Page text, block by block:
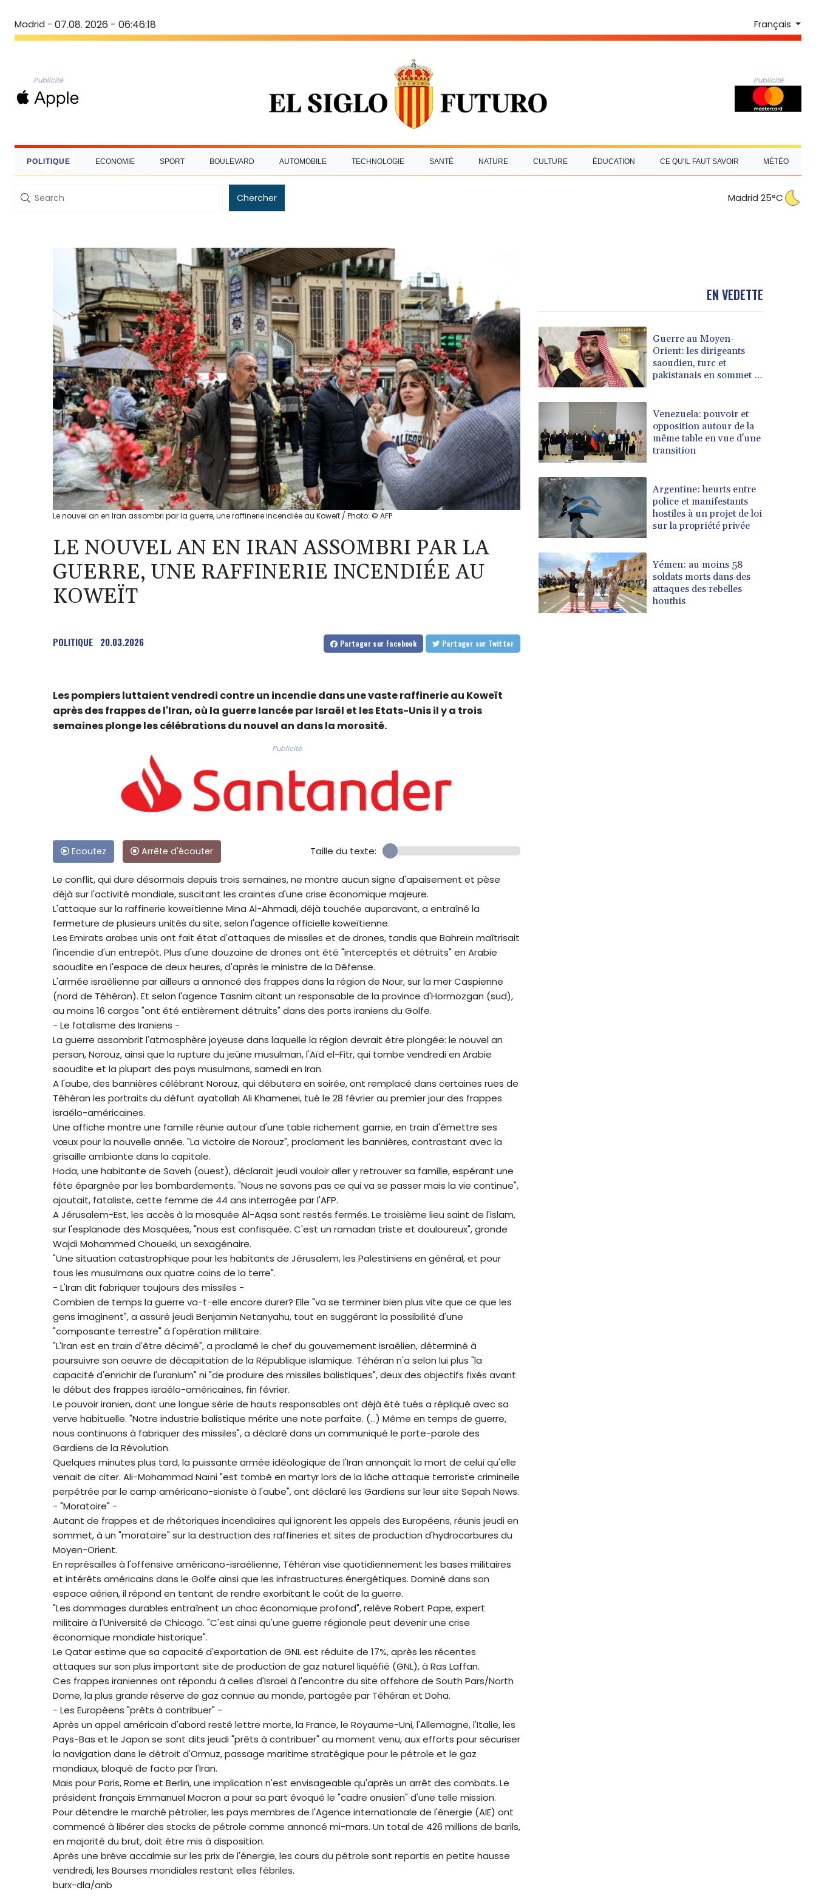
Madrid - 07.08. 2026 - 06:46:19 Français
Publicité Publicité
POLITIQUE ECONOMIE SPORT BOULEVARD AUTOMOBILE TECHNOLOGIE SANTÉ NATURE CULTURE ÉDUCATION CE QU'IL FAUT SAVOIR MÉTÉO
Chercher Madrid 25°C
Le nouvel an en Iran assombri par la guerre, une raffinerie incendiée au Koweït / Photo: © AFP
LE NOUVEL AN EN IRAN ASSOMBRI PAR LA
GUERRE, UNE RAFFINERIE INCENDIÉE AU
KOWEÏT
POLITIQUE 20.03.2026 Partager sur Facebook Partager sur Twitter
Les pompiers luttaient vendredi contre un incendie dans une vaste raffinerie au Koweït
après des frappes de l'Iran, où la guerre lancée par Israël et les Etats-Unis il y a trois
semaines plonge les célébrations du nouvel an dans la morosité.
Publicité
Ecoutez Arrête d'écouter Taille du texte:
Le conflit, qui dure désormais depuis trois semaines, ne montre aucun signe d'apaisement et pèse
déjà sur l'activité mondiale, suscitant les craintes d'une crise économique majeure.
L'attaque sur la raffinerie koweïtienne Mina Al-Ahmadi, déjà touchée auparavant, a entraîné la
fermeture de plusieurs unités du site, selon l'agence officielle koweïtienne.
Les Emirats arabes unis ont fait état d'attaques de missiles et de drones, tandis que Bahreïn maîtrisait
l'incendie d'un entrepôt. Plus d'une douzaine de drones ont été "interceptés et détruits" en Arabie
saoudite en l'espace de deux heures, d'après le ministre de la Défense.
L'armée israélienne par ailleurs a annoncé des frappes dans la région de Nour, sur la mer Caspienne
(nord de Téhéran). Et selon l'agence Tasnim citant un responsable de la province d'Hormozgan (sud),
au moins 16 cargos "ont été entièrement détruits" dans des ports iraniens du Golfe.
- Le fatalisme des Iraniens -
La guerre assombrit l'atmosphère joyeuse dans laquelle la région devrait être plongée: le nouvel an
persan, Norouz, ainsi que la rupture du jeûne musulman, l'Aïd el-Fitr, qui tombe vendredi en Arabie
saoudite et la plupart des pays musulmans, samedi en Iran.
A l'aube, des bannières célébrant Norouz, qui débutera en soirée, ont remplacé dans certaines rues de
Téhéran les portraits du défunt ayatollah Ali Khamenei, tué le 28 février au premier jour des frappes
israélo-américaines.
Une affiche montre une famille réunie autour d'une table richement garnie, en train d'émettre ses
vœux pour la nouvelle année. "La victoire de Norouz", proclament les bannières, contrastant avec la
grisaille ambiante dans la capitale.
Hoda, une habitante de Saveh (ouest), déclarait jeudi vouloir aller y retrouver sa famille, espérant une
fête épargnée par les bombardements. "Nous ne savons pas ce qui va se passer mais la vie continue",
ajoutait, fataliste, cette femme de 44 ans interrogée par l'AFP.
A Jérusalem-Est, les accès à la mosquée Al-Aqsa sont restés fermés. Le troisième lieu saint de l'islam,
sur l'esplanade des Mosquées, "nous est confisquée. C'est un ramadan triste et douloureux", gronde
Wajdi Mohammed Choueiki, un sexagénaire.
"Une situation catastrophique pour les habitants de Jérusalem, les Palestiniens en général, et pour
tous les musulmans aux quatre coins de la terre".
- L'Iran dit fabriquer toujours des missiles -
Combien de temps la guerre va-t-elle encore durer? Elle "va se terminer bien plus vite que ce que les
gens imaginent", a assuré jeudi Benjamin Netanyahu, tout en suggérant la possibilité d'une
"composante terrestre" à l'opération militaire.
"L'Iran est en train d'être décimé", a proclamé le chef du gouvernement israélien, déterminé à
poursuivre son oeuvre de décapitation de la République islamique. Téhéran n'a selon lui plus "la
capacité d'enrichir de l'uranium" ni "de produire des missiles balistiques", deux des objectifs fixés avant
le début des frappes israélo-américaines, fin février.
Le pouvoir iranien, dont une longue série de hauts responsables ont déjà été tués a répliqué avec sa
verve habituelle. "Notre industrie balistique mérite une note parfaite. (...) Même en temps de guerre,
nous continuons à fabriquer des missiles", a déclaré dans un communiqué le porte-parole des
Gardiens de la Révolution.
Quelques minutes plus tard, la puissante armée idéologique de l'Iran annonçait la mort de celui qu'elle
venait de citer. Ali-Mohammad Naïni "est tombé en martyr lors de la lâche attaque terroriste criminelle
perpétrée par le camp américano-sioniste à l'aube", ont déclaré les Gardiens sur leur site Sepah News.
- "Moratoire" -
Autant de frappes et de rhétoriques incendiaires qui ignorent les appels des Européens, réunis jeudi en
sommet, à un "moratoire" sur la destruction des raffineries et sites de production d'hydrocarbures du
Moyen-Orient.
En représailles à l'offensive américano-israélienne, Téhéran vise quotidiennement les bases militaires
et intérêts américains dans le Golfe ainsi que les infrastructures énergétiques. Dominé dans son
espace aérien, il répond en tentant de rendre exorbitant le coût de la guerre.
"Les dommages durables entraînent un choc économique profond", relève Robert Pape, expert
militaire à l'Université de Chicago. "C'est ainsi qu'une guerre régionale peut devenir une crise
économique mondiale historique".
Le Qatar estime que sa capacité d'exportation de GNL est réduite de 17%, après les récentes
attaques sur son plus important site de production de gaz naturel liquéfié (GNL), à Ras Laffan.
Ces frappes iraniennes ont répondu à celles d'Israël à l'encontre du site offshore de South Pars/North
Dome, la plus grande réserve de gaz connue au monde, partagée par Téhéran et Doha.
- Les Européens "prêts à contribuer" -
Après un appel américain d'abord resté lettre morte, la France, le Royaume-Uni, l'Allemagne, l'Italie, les
Pays-Bas et le Japon se sont dits jeudi "prêts à contribuer" au moment venu, aux efforts pour sécuriser
la navigation dans le détroit d'Ormuz, passage maritime stratégique pour le pétrole et le gaz
mondiaux, bloqué de facto par l'Iran.
Mais pour Paris, Rome et Berlin, une implication n'est envisageable qu'après un arrêt des combats. Le
président français Emmanuel Macron a pour sa part évoqué le "cadre onusien" d'une telle mission.
Pour détendre le marché pétrolier, les pays membres de l'Agence internationale de l'énergie (AIE) ont
commencé à libérer des stocks de pétrole comme annoncé mi-mars. Un total de 426 millions de barils,
en majorité du brut, doit être mis à disposition.
Après une brève accalmie sur les prix de l'énergie, les cours du pétrole sont repartis en petite hausse
vendredi, les Bourses mondiales restant elles fébriles.
burx-dla/anb
EN VEDETTE
Guerre au Moyen-
Orient: les dirigeants
saoudien, turc et
pakistanais en sommet à
Venezuela: pouvoir et
opposition autour de la
même table en vue d'une
transition
Argentine: heurts entre
police et manifestants
hostiles à un projet de loi
sur la propriété privée
Yémen: au moins 58
soldats morts dans des
attaques des rebelles
houthis